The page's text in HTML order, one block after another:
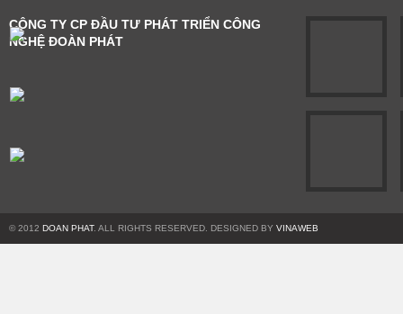
CÔNG TY CP ĐẦU TƯ PHÁT TRIỂN CÔNG
NGHỆ ĐOÀN PHÁT
© 2012 DOAN PHAT. ALL RIGHTS RESERVED. DESIGNED BY VINAWEB